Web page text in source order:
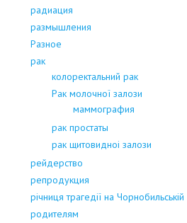
радиация
размышления
Разное
рак
колоректальний рак
Рак молочної залози
маммография
рак простаты
рак щитовидноі залози
рейдерство
репродукция
річниця трагедії на Чорнобильській
родителям